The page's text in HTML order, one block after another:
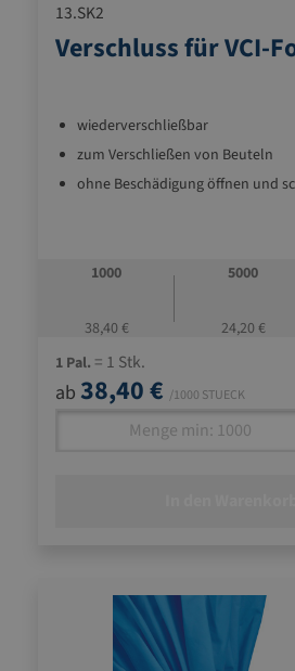
13.SK2
Verschluss für VCI-
wiederverschließbar
zum Verschließen von Beuteln
ohne Beschädigung öffnen und
1000
38,40 €
5000
24,20 €
1 Pal. = 1 Stk.
ab 38,40 € /1000 STUECK